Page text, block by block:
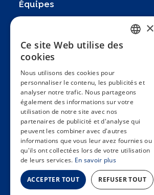
Équipes
Recherches
Zoom In
FAQ
Contact
Hôpitaux Universitaires Genève
Université de Genève
FRENCH
SPANISH
GERMAN
ITALIAN
PORTUGUESE
×
Ce site Web utilise des
cookies
Nous utilisons des cookies pour
personnaliser le contenu, les publicités et
analyser notre trafic. Nous partageons
également des informations sur votre
utilisation de notre site avec nos
partenaires de publicité et d'analyse qui
peuvent les combiner avec d'autres
informations que vous leur avez fournies ou
qu'ils ont collectées lors de votre utilisation
de leurs services. En savoir plus
ACCEPTER TOUT REFUSER TOUT